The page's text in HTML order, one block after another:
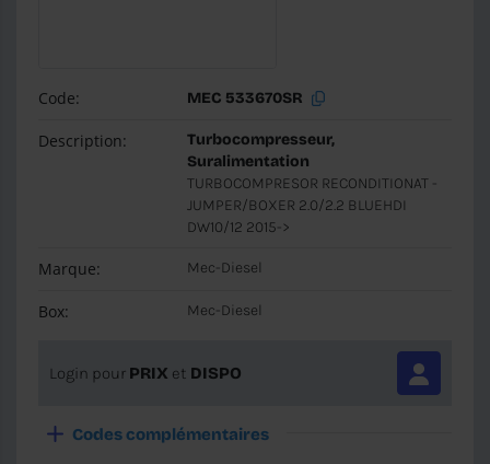
Code: MEC 533670SR
Description:
Turbocompresseur,
Suralimentation
TURBOCOMPRESOR RECONDITIONAT -
JUMPER/BOXER 2.0/2.2 BLUEHDI
DW10/12 2015->
Marque: Mec-Diesel
Box: Mec-Diesel
Login pour PRIX et DISPO
Codes complémentaires